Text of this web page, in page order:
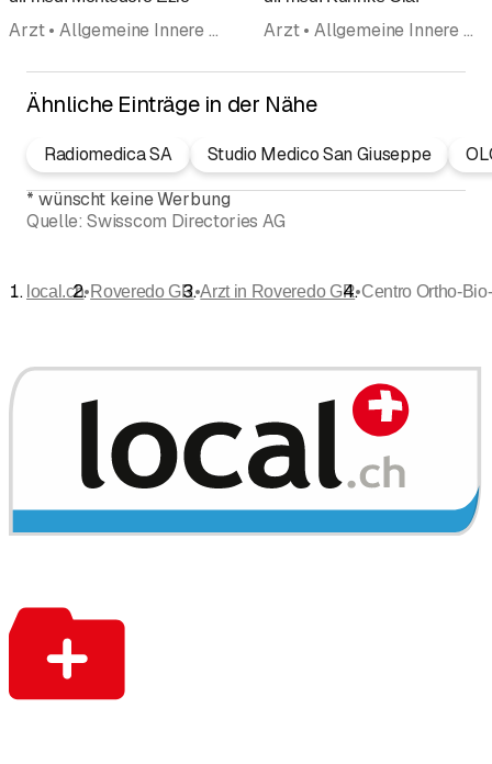
Arzt • Allgemeine Innere Medizin • Psychosomatische und Psychosoziale Medizin • Herzkrankheiten (Kardiologie) • Ärzte Arzt • Allgemeine Innere Medizin • Ärzte
Ähnliche Einträge in der Nähe
Radiomedica SA Studio Medico San Giuseppe
* wünscht keine Werbung
Quelle: Swisscom Directories AG
local.ch•Roveredo GR•Arzt in Roveredo GR•Centro Ortho-